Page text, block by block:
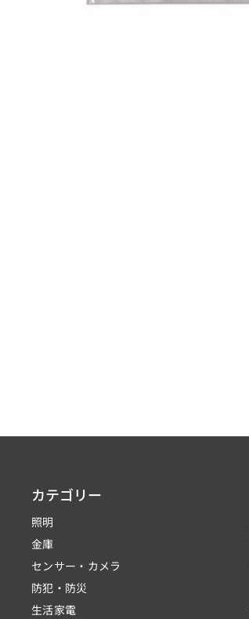
カテゴリー
照明
金庫
センサー・カメラ
防犯・防災
生活家電